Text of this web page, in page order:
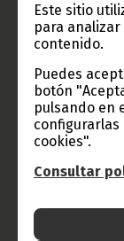
Este sitio
para
contenido.
Puedes
botón
pulsando en
configurarlas
cookies".
Consultar
TVGE